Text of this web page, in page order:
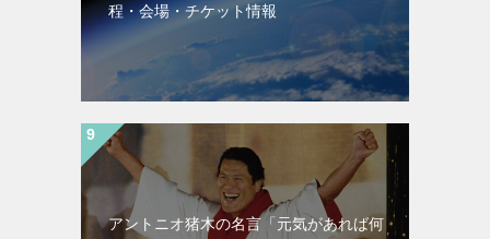
程・会場・チケット情報
アントニオ猪木の名言「元気があれば何